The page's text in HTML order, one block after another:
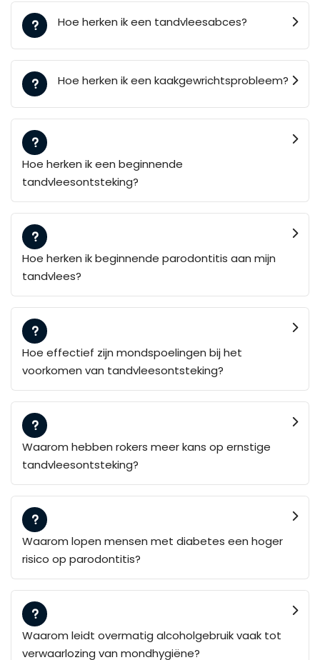
Hoe herken ik een tandvleesabces?
Hoe herken ik een kaakgewrichtsprobleem?
Hoe herken ik een beginnende
tandvleesontsteking?
Hoe herken ik beginnende parodontitis aan mijn
tandvlees?
Hoe effectief zijn mondspoelingen bij het
voorkomen van tandvleesontsteking?
Waarom hebben rokers meer kans op ernstige
tandvleesontsteking?
Waarom lopen mensen met diabetes een hoger
risico op parodontitis?
Waarom leidt overmatig alcoholgebruik vaak tot
verwaarlozing van mondhygiëne?